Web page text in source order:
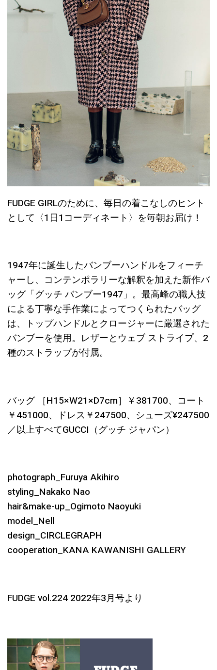
FUDGE GIRLのために、毎日の着こなしのヒント
として〈1日1コーディネート〉を毎朝お届け！
1947年に誕生したバンブーハンドルをフィーチ
ャーし、コンテンポラリーな解釈を加えた新作バ
ッグ「グッチ バンブー1947」。最高峰の職人技
による丁寧な手作業によってつくられたバッグ
は、トップハンドルとクロージャーに厳選された
バンブーを使用。レザーとウェブ ストライプ、2
種のストラップが付属。
バッグ ［H15×W21×D7cm］￥381700、コート
￥451000、ドレス￥247500、シューズ¥247500
／以上すべてGUCCI（グッチ ジャパン）
photograph_Furuya Akihiro
styling_Nakako Nao
hair&make-up_Ogimoto Naoyuki
model_Nell
design_CIRCLEGRAPH
cooperation_KANA KAWANISHI GALLERY
FUDGE vol.224 2022年3月号より